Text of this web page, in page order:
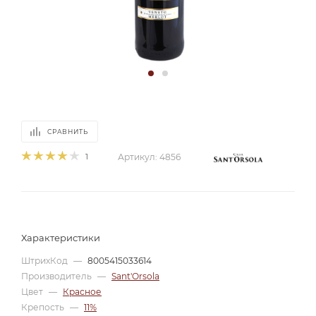
СРАВНИТЬ
1 Артикул: 4856
Характеристики
ШтрихКод — 8005415033614
Производитель — Sant'Orsola
Цвет — Красное
Крепость — 11%